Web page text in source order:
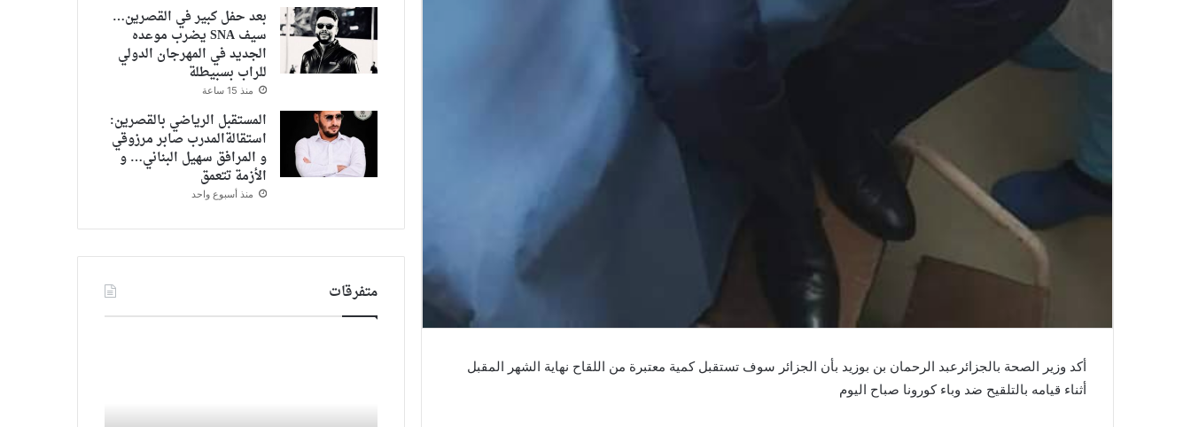
أكد وزير الصحة بالجزائرعبد الرحمان بن بوزيد بأن الجزائر سوف تستقبل كمية معتبرة من اللقاح نهاية الشهر المقبل
أثناء قيامه بالتلقيح ضد وباء كورونا صباح اليوم
بعد حفل كبير في القصرين…
سيف SNA يضرب موعده
الجديد في المهرجان الدولي
للراب بسبيطلة
منذ 15 ساعة
المستقبل الرياضي بالقصرين:
استقالةالمدرب صابر مرزوقي
و المرافق سهيل البناني… و
الأزمة تتعمق
منذ أسبوع واحد
متفرقات
المنستيري
:
3
خبر